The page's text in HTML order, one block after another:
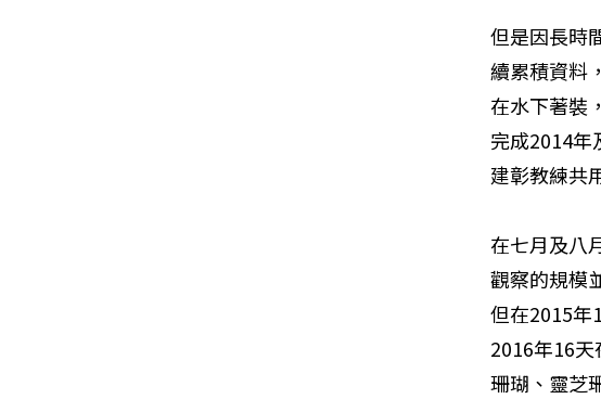
但是因長時
續累積資料
在水下著裝
完成2014年
建彰教練共
在七月及八
觀察的規模
但在2015年
2016年16
珊瑚、靈芝